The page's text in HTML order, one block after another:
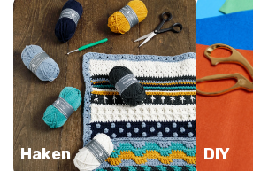
Haken DIY